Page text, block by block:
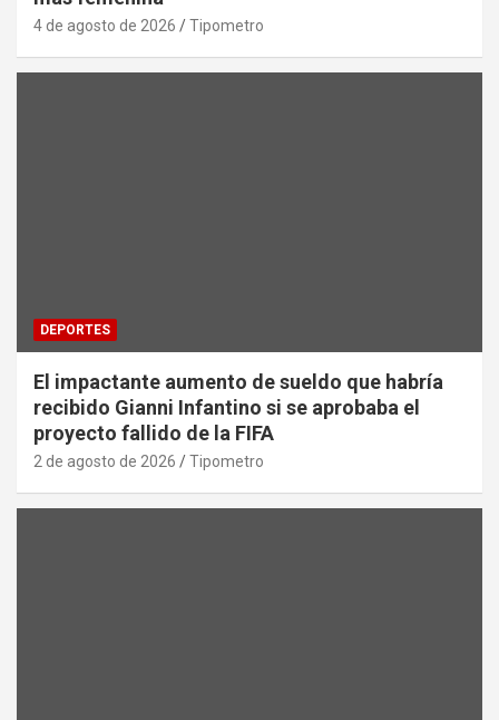
4 de agosto de 2026 Tipometro
DEPORTES
El impactante aumento de sueldo que habría
recibido Gianni Infantino si se aprobaba el
proyecto fallido de la FIFA
2 de agosto de 2026 Tipometro